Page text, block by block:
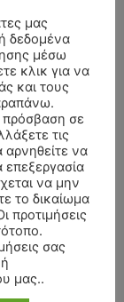
μας
δεδομένα
μέσω
κλικ για να
και τους
πρόσβαση σε
τις
αρνηθείτε να
επεξεργασία
να μην
το δικαίωμα
προτιμήσεις
σας
μας..